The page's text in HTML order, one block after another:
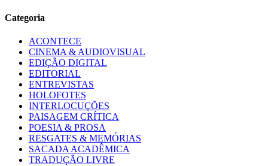
Categoria
ACONTECE
CINEMA & AUDIOVISUAL
EDIÇÃO DIGITAL
EDITORIAL
ENTREVISTAS
HOLOFOTES
INTERLOCUÇÕES
PAISAGEM CRÍTICA
POESIA & PROSA
RESGATES & MEMÓRIAS
SACADA ACADÊMICA
TRADUÇÃO LIVRE